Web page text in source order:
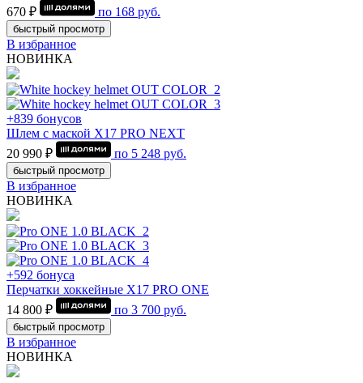
670 ₽
по 168 руб.
быстрый просмотр
В избранное
НОВИНКА
+839 бонусов
Шлем с маской Х17 PRO NEXT
20 990 ₽
по 5 248 руб.
быстрый просмотр
В избранное
НОВИНКА
+592 бонуса
Перчатки хоккейные Х17 PRO ONE
14 800 ₽
по 3 700 руб.
быстрый просмотр
В избранное
НОВИНКА